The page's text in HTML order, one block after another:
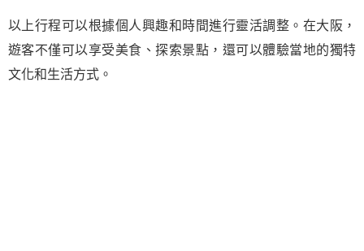
以上行程可以根據個人興趣和時間進行靈活調整。在大阪，
遊客不僅可以享受美食、探索景點，還可以體驗當地的獨特
文化和生活方式。